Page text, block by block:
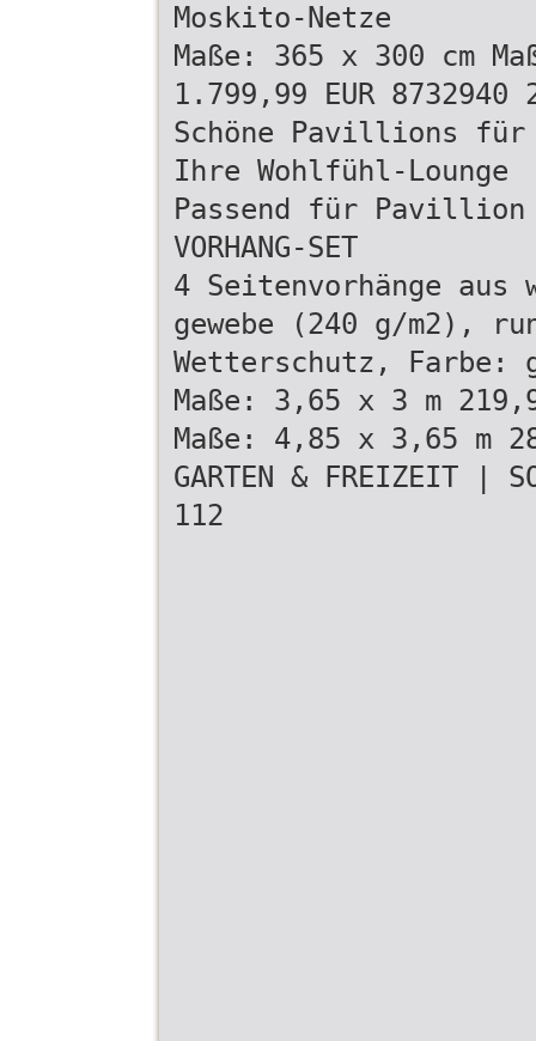
Moskito-Netze
Maße: 365 x 300 cm
1.799,99 EUR 8732940
Schöne Pavillions für
Ihre Wohlfühl-Lounge
Passend für Pavillion
VORHANG-SET
4 Seitenvorhänge aus
gewebe (240 g/m2),
Wetterschutz, Farbe:
Maße: 3,65 x 3 m
Maße: 4,85 x 3,65 m
GARTEN & FREIZEIT |
112